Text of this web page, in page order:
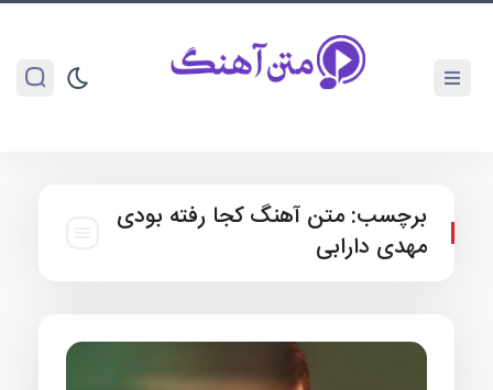
برچسب: متن آهنگ کجا رفته بودی
مهدی دارابی